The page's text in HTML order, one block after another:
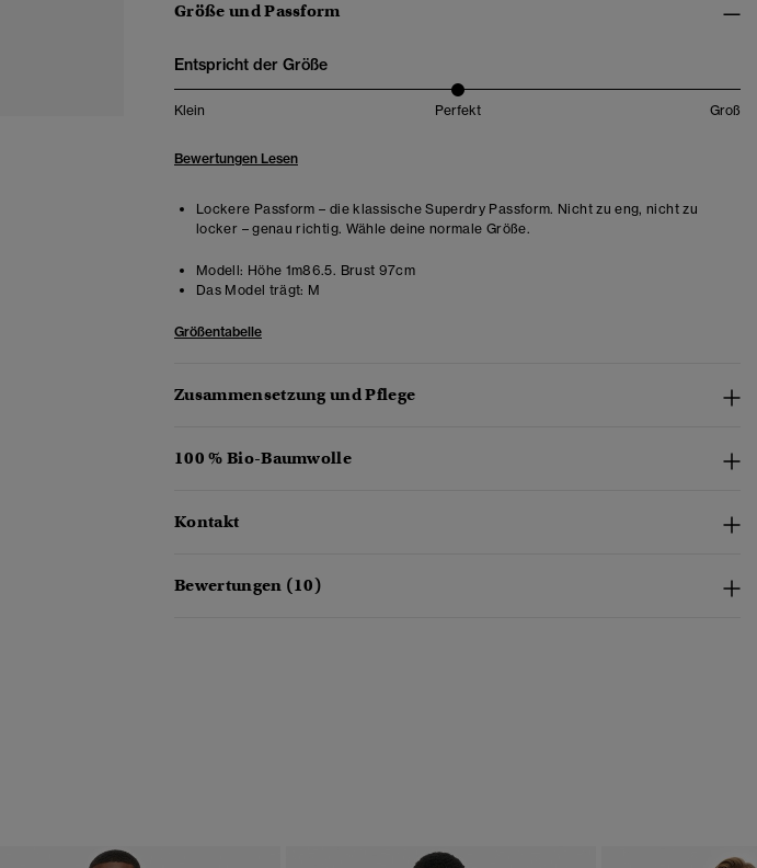
Größe und Passform
Entspricht der Größe
Klein Perfekt Groß
Bewertungen Lesen
Lockere Passform – die klassische Superdry Passform. Nicht zu eng, nicht zu
locker – genau richtig. Wähle deine normale Größe.
Modell: Höhe 1m86.5. Brust 97cm
Das Model trägt: M
Größentabelle
Zusammensetzung und Pflege
100 % Bio-Baumwolle
Kontakt
Bewertungen (10)